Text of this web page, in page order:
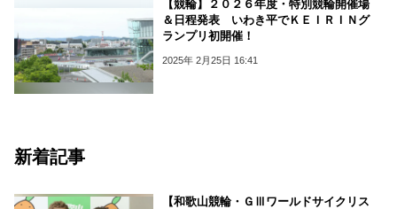
【競輪】２０２６年度・特別競輪開催場
＆日程発表 いわき平でＫＥＩＲＩＮグ
ランプリ初開催！
2025年 2月25日 16:41
新着記事
【和歌山競輪・ＧⅢワールドサイクリス